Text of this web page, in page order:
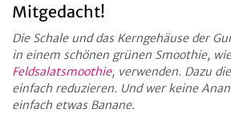
Mitgedacht!
Die Schale und das Kerngehäuse der
in einem schönen grünen Smoothie,
Feldsalatsmoothie, verwenden. Dazu
einfach reduzieren. Und wer keine
einfach etwas Banane.